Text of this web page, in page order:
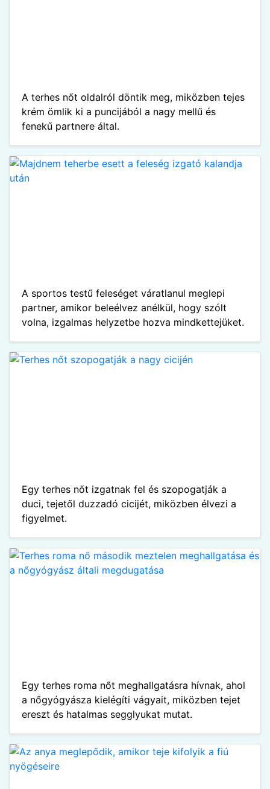
A terhes nőt oldalról döntik meg, miközben tejes
krém ömlik ki a puncijából a nagy mellű és
fenekű partnere által.
A sportos testű feleséget váratlanul meglepi
partner, amikor beleélvez anélkül, hogy szólt
volna, izgalmas helyzetbe hozva mindkettejüket.
Egy terhes nőt izgatnak fel és szopogatják a
duci, tejetől duzzadó cicijét, miközben élvezi a
figyelmet.
Egy terhes roma nőt meghallgatásra hívnak, ahol
a nőgyógyásza kielégíti vágyait, miközben tejet
ereszt és hatalmas segglyukat mutat.